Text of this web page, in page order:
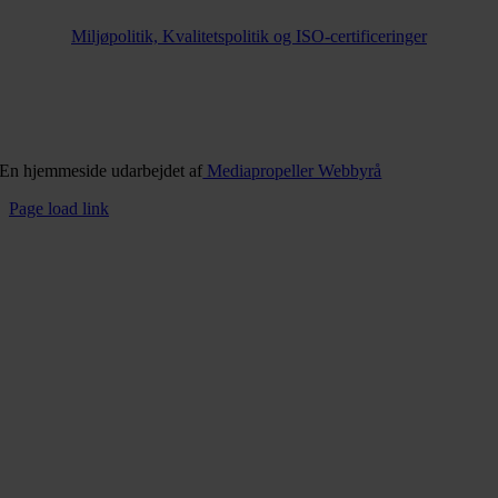
Miljøpolitik, Kvalitetspolitik og ISO-certificeringer
En hjemmeside udarbejdet af Mediapropeller Webbyrå
Page load link